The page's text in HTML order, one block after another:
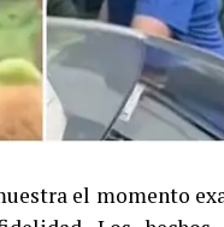
el momento